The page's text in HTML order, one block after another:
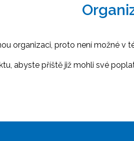
organizaci, proto není možné v
abyste příště již mohli své